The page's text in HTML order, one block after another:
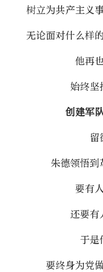
树立为共产主义
无论面对什么样
他再
始终坚
创建军
留
朱德领悟到
要有
还要有
于是
要终身为党